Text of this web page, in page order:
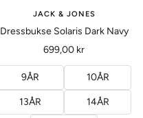
JACK & JONES
Dressbukse Solaris Dark Navy
Tilbud
699,00 kr
9ÅR 10ÅR
13ÅR 14ÅR